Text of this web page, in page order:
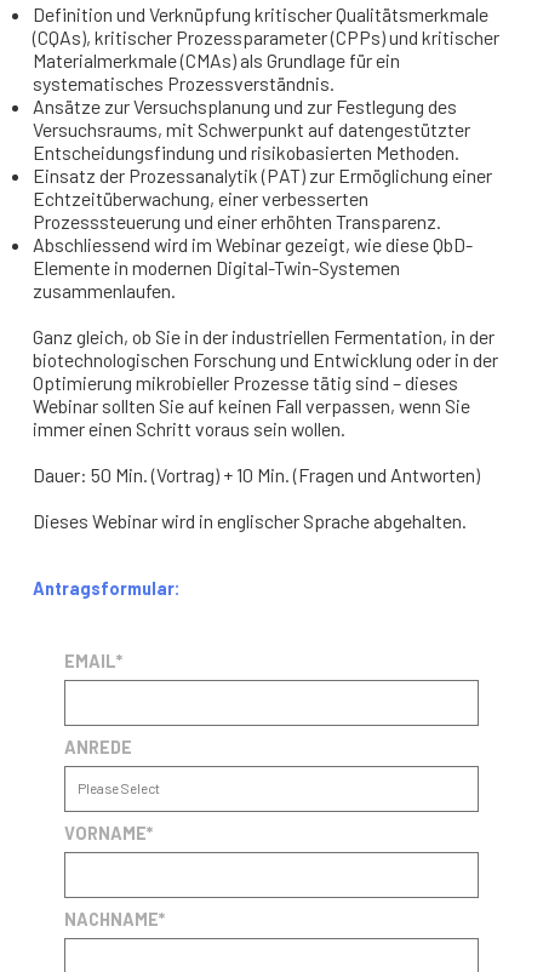
Definition und Verknüpfung kritischer Qualitätsmerkmale
(CQAs), kritischer Prozessparameter (CPPs) und kritischer
Materialmerkmale (CMAs) als Grundlage für ein
systematisches Prozessverständnis.
Ansätze zur Versuchsplanung und zur Festlegung des
Versuchsraums, mit Schwerpunkt auf datengestützter
Entscheidungsfindung und risikobasierten Methoden.
Einsatz der Prozessanalytik (PAT) zur Ermöglichung einer
Echtzeitüberwachung, einer verbesserten
Prozesssteuerung und einer erhöhten Transparenz.
Abschliessend wird im Webinar gezeigt, wie diese QbD-
Elemente in modernen Digital-Twin-Systemen
zusammenlaufen.
Ganz gleich, ob Sie in der industriellen Fermentation, in der
biotechnologischen Forschung und Entwicklung oder in der
Optimierung mikrobieller Prozesse tätig sind – dieses
Webinar sollten Sie auf keinen Fall verpassen, wenn Sie
immer einen Schritt voraus sein wollen.
Dauer: 50 Min. (Vortrag) + 10 Min. (Fragen und Antworten)
Dieses Webinar wird in englischer Sprache abgehalten.
Antragsformular:
EMAIL*
ANREDE
VORNAME*
NACHNAME*